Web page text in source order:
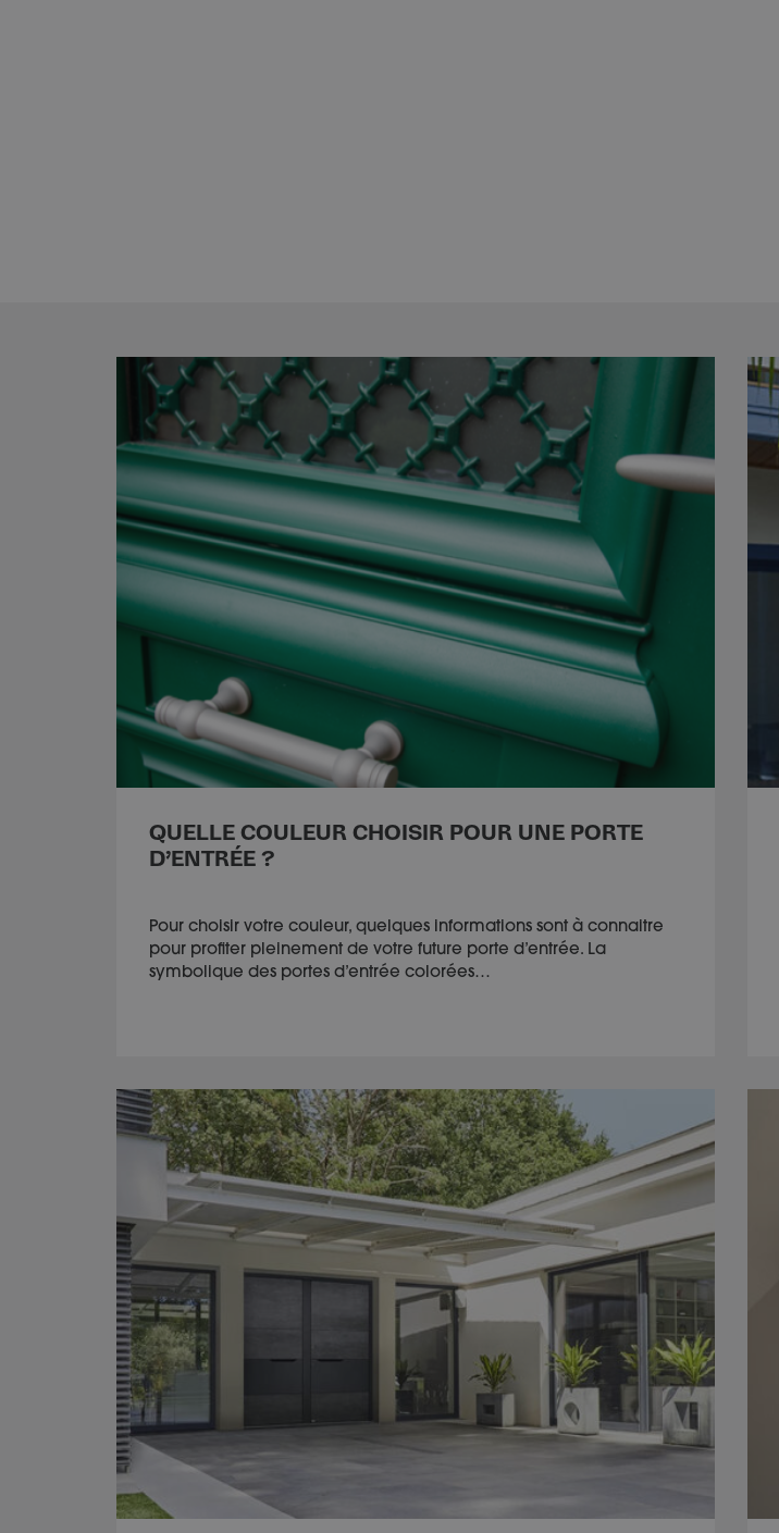
QUELLE COULEUR CHOISIR POUR UNE PORTE
D’ENTRÉE ?
Pour choisir votre couleur, quelques informations sont à connaitre
pour profiter pleinement de votre future porte d’entrée. La
symbolique des portes d’entrée colorées…